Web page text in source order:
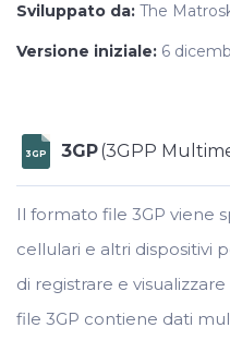
Sviluppato da: The
Versione iniziale: 6
3GP 3GP(3GPP
Il formato file 3GP viene
cellulari e altri dispositivi
di registrare e
file 3GP contiene dati